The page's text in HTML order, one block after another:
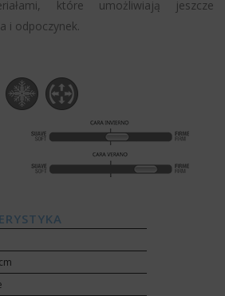
które umożliwiają jeszcze
i odpoczynek.